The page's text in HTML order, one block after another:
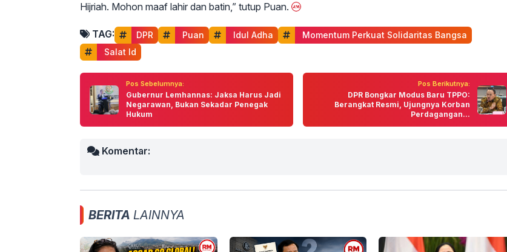
Hijriah. Mohon maaf lahir dan batin,” tutup Puan.
TAG: DPR Puan Idul Adha
Momentum Perkuat Solidaritas Bangsa
Salat Id
Pos Sebelumnya:
Gubernur Lemhannas: Jaksa Harus Jadi
Negarawan, Bukan Sekadar Penegak
Hukum
Pos Berikutnya:
DPR Bongkar Modus Baru TPPO:
Berangkat Resmi, Ujungnya Korban
Perdagangan...
Komentar:
BERITA LAINNYA